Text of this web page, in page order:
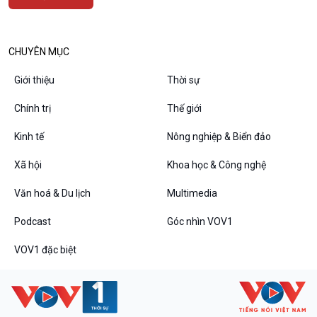
Podcast
Góc nhìn VOV1
10 phút Sự kiện - Luận bàn
Câu chuyện thời sự
Dòng chảy sự kiện
Đối thoại
Chuyện đêm
VOV1 đặc biệt
CHUYÊN MỤC
Giới thiệu Thời sự
Chính trị Thế giới
Kinh tế Nông nghiệp & Biển đảo
Xã hội Khoa học & Công nghệ
Văn hoá & Du lịch Multimedia
Podcast Góc nhìn VOV1
VOV1 đặc biệt